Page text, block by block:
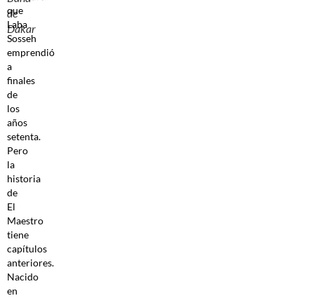
de
Dakar
que
Laba
Sosseh
emprendió
a
finales
de
los
años
setenta.
Pero
la
historia
de
El
Maestro
tiene
capítulos
anteriores.
Nacido
en